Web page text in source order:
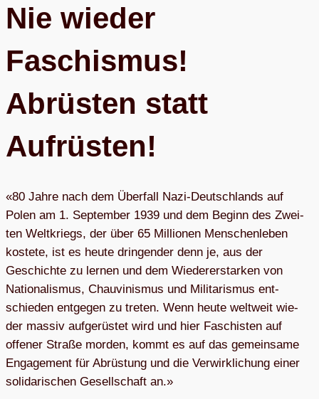
Nie wie­der
Faschis­mus!
Abrüs­ten statt
Auf­rüs­ten!
«80 Jahre nach dem Über­fall Nazi-Deutsch­lands auf
Polen am 1. Sep­tem­ber 1939 und dem Beginn des Zwei­
ten Welt­kriegs, der über 65 Mil­lio­nen Men­schen­le­ben
kos­tete, ist es heute drin­gen­der denn je, aus der
Geschichte zu ler­nen und dem Wie­der­erstar­ken von
Natio­na­lis­mus, Chau­vi­nis­mus und Mili­ta­ris­mus ent­
schie­den ent­ge­gen zu tre­ten. Wenn heute welt­weit wie­
der mas­siv auf­ge­rüs­tet wird und hier Faschis­ten auf
offe­ner Straße mor­den, kommt es auf das gemein­same
Enga­ge­ment für Abrüs­tung und die Ver­wirk­li­chung einer
soli­da­ri­schen Gesell­schaft an.»